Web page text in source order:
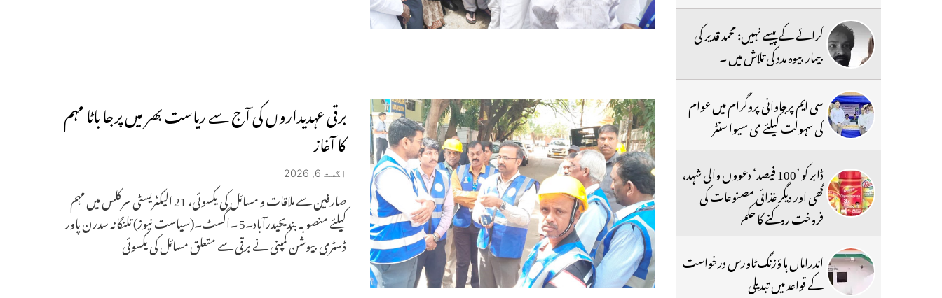
برقی عہدیداروں کی آج سے ریاست بھر میں پرجا باٹا مہم
کا آغاز
اگست 6, 2026
صارفین سے ملاقات و مسائل کی یکسوئی، 21 الیکٹریسٹی سرکلس میں مہم
کیلئے منصوبہ بندیحیدرآباد۔5 ۔اگسٹ۔(سیاست نیوز) تلنگانہ سدرن پاور
ڈسٹری بیوشن کمپنی نے برقی سے متعلق مسائل کی یکسوئی
کرائے کے پیسے نہیں: محمد قدیر کی
بیمار بیوہ مدد کی تلاش میں ۔
سی ایم پرجاوانی پروگرام میں عوام
کی سہولت کیلئے می سیوا سنٹر
ڈابر کو ’100 فیصد‘ دعووں والی شہد،
گھی اور دیگر غذائی مصنوعات کی
فروخت روکنے کا حکم
اندراماں ہا ؤزنگ ٹاورس درخواست
کے قواعد میں تبدیلی